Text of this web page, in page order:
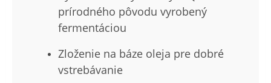
prírodného pôvodu vyrobený
fermentáciou
Zloženie na báze oleja pre dobré
vstrebávanie